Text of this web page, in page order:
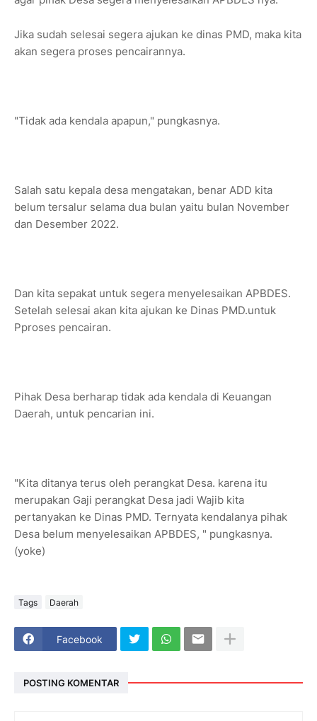
Jika sudah selesai segera ajukan ke dinas PMD, maka kita
akan segera proses pencairannya.
"Tidak ada kendala apapun," pungkasnya.
Salah satu kepala desa mengatakan, benar ADD kita
belum tersalur selama dua bulan yaitu bulan November
dan Desember 2022.
Dan kita sepakat untuk segera menyelesaikan APBDES.
Setelah selesai akan kita ajukan ke Dinas PMD.untuk
Pproses pencairan.
Pihak Desa berharap tidak ada kendala di Keuangan
Daerah, untuk pencarian ini.
"Kita ditanya terus oleh perangkat Desa. karena itu
merupakan Gaji perangkat Desa jadi Wajib kita
pertanyakan ke Dinas PMD. Ternyata kendalanya pihak
Desa belum menyelesaikan APBDES, " pungkasnya.
(yoke)
Tags Daerah
Facebook
POSTING KOMENTAR